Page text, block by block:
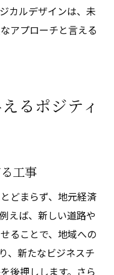
カルデザインは、未
アプローチと言える
るポジティ
工事
どまらず、地元経済
えば、新しい道路や
ることで、地域への
、新たなビジネスチ
後押しします。さら